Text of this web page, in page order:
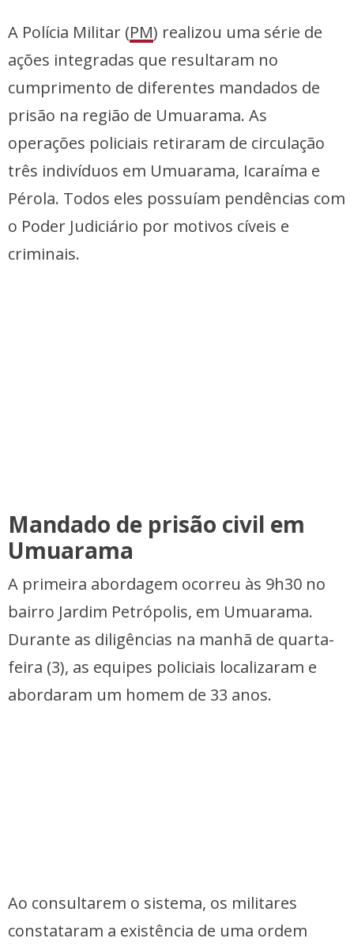
A Polícia Militar (PM) realizou uma série de
ações integradas que resultaram no
cumprimento de diferentes mandados de
prisão na região de Umuarama. As
operações policiais retiraram de circulação
três indivíduos em Umuarama, Icaraíma e
Pérola. Todos eles possuíam pendências com
o Poder Judiciário por motivos cíveis e
criminais.
Mandado de prisão civil em
Umuarama
A primeira abordagem ocorreu às 9h30 no
bairro Jardim Petrópolis, em Umuarama.
Durante as diligências na manhã de quarta-
feira (3), as equipes policiais localizaram e
abordaram um homem de 33 anos.
Ao consultarem o sistema, os militares
constataram a existência de uma ordem